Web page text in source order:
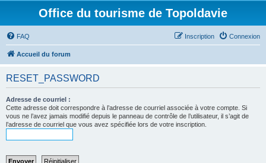
Office du tourisme de Topoldavie
FAQ Connexion
Inscription
Accueil du forum
RESET_PASSWORD
Adresse de courriel :
Cette adresse doit correspondre à l’adresse de courriel associée à votre compte. Si
vous ne l’avez jamais modifié depuis le panneau de contrôle de l’utilisateur, il s’agit de
l’adresse de courriel que vous avez spécifiée lors de votre inscription.